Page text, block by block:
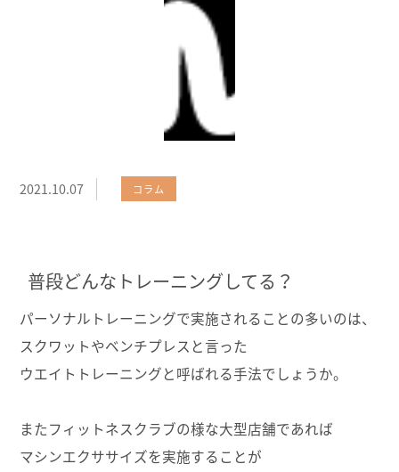
2021.10.07 コラム
普段どんなトレーニングしてる？
パーソナルトレーニングで実施されることの多いのは、
スクワットやベンチプレスと言った
ウエイトトレーニングと呼ばれる手法でしょうか。
またフィットネスクラブの様な大型店舗であれば
マシンエクササイズを実施することが